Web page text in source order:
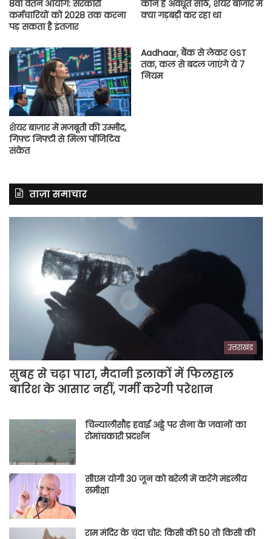
8वां वेतन आयोग: सरकारी
कर्मचारियों को 2028 तक करना
पड़ सकता है इंतजार
कौन है अवधूत साठे, शेयर बाजार में
क्या गड़बड़ी कर रहा था
शेयर बाज़ार में मजबूती की उम्मीद,
गिफ्ट निफ्टी से मिला पॉजिटिव
संकेत
Aadhaar, बैंक से लेकर GST
तक, कल से बदल जाएंगे ये 7
नियम
ताज़ा समाचार
उत्तराखंड
सुबह से चढ़ा पारा, मैदानी इलाकों में फिलहाल
बारिश के आसार नहीं, गर्मी करेगी परेशान
चिन्यालीसौड़ हवाई अड्डे पर सेना के जवानों का
रोमांचकारी प्रदर्शन
सीएम योगी 30 जून को बरेली में करेंगे मंडलीय
समीक्षा
राम मंदिर के चंदा चोर: किसी की 50 तो किसी की